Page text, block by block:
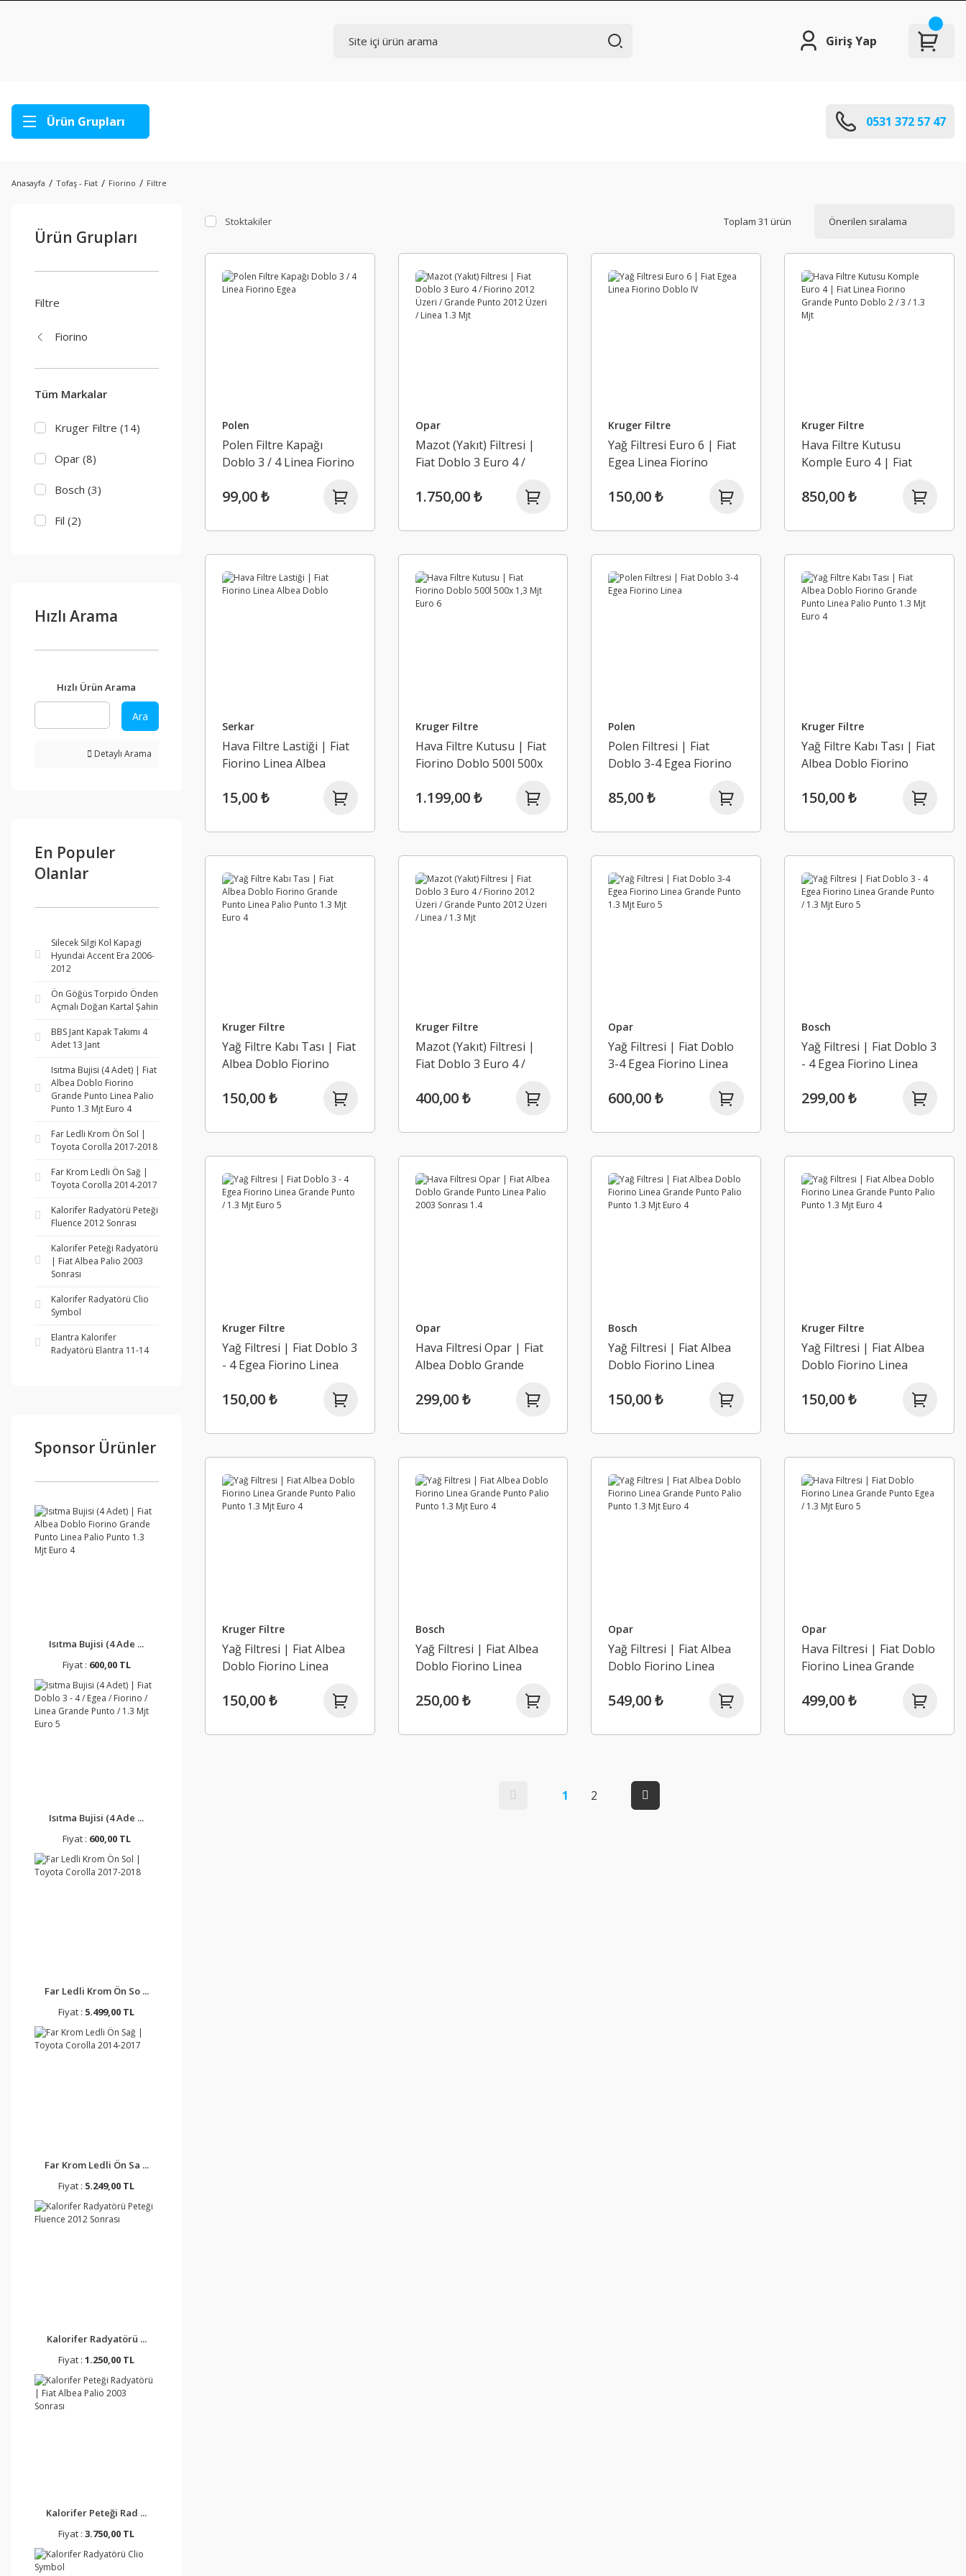
Giriş Yap
Ürün Grupları 0531 372 57 47
Anasayfa Tofaş - Fiat Fiorino Filtre
Ürün Grupları
Filtre
Fiorino
Tüm Markalar
Kruger Filtre (14)
Opar (8)
Bosch (3)
Fil (2)
Serkar (1)
Hızlı Arama
Hızlı Ürün Arama
Ara
Detaylı Arama
En Populer
Olanlar
Silecek Silgi Kol Kapagi
Hyundai Accent Era 2006-
2012
Ön Göğüs Torpido Önden
Açmalı Doğan Kartal Şahin
BBS Jant Kapak Takımı 4
Adet 13 Jant
Isıtma Bujisi (4 Adet) | Fiat
Albea Doblo Fiorino
Grande Punto Linea Palio
Punto 1.3 Mjt Euro 4
Far Ledli Krom Ön Sol |
Toyota Corolla 2017-2018
Far Krom Ledli Ön Sağ |
Toyota Corolla 2014-2017
Kalorifer Radyatörü Peteği
Fluence 2012 Sonrası
Kalorifer Peteği Radyatörü
| Fiat Albea Palio 2003
Sonrası
Kalorifer Radyatörü Clio
Symbol
Elantra Kalorifer
Radyatörü Elantra 11-14
Sponsor Ürünler
Isıtma Bujisi (4 Ade ...
Fiyat : 600,00 TL
Isıtma Bujisi (4 Ade ...
Fiyat : 600,00 TL
Far Ledli Krom Ön So ...
Fiyat : 5.499,00 TL
Far Krom Ledli Ön Sa ...
Fiyat : 5.249,00 TL
Kalorifer Radyatörü ...
Fiyat :1.250,00 TL
Kalorifer Peteği Rad ...
Fiyat :3.750,00 TL
Stoktakiler Toplam 31 ürün
Polen
Polen Filtre Kapağı
Doblo 3 / 4 Linea Fiorino
99,00 ₺
Opar
Mazot (Yakıt) Filtresi |
Fiat Doblo 3 Euro 4 /
Grande Punto 2012
1.750,00 ₺
Kruger Filtre
Yağ Filtresi Euro 6 | Fiat
Egea Linea Fiorino
150,00 ₺
Kruger Filtre
Hava Filtre Kutusu
Komple Euro 4 | Fiat
Punto Doblo 2 / 3 / 1.3
850,00 ₺
Serkar
Hava Filtre Lastiği | Fiat
Fiorino Linea Albea
15,00 ₺
Kruger Filtre
Hava Filtre Kutusu | Fiat
Fiorino Doblo 500l 500x
1.199,00 ₺
Polen
Polen Filtresi | Fiat
Doblo 3-4 Egea Fiorino
85,00 ₺
Kruger Filtre
Yağ Filtre Kabı Tası | Fiat
Albea Doblo Fiorino
Palio Punto 1.3 Mjt Euro
150,00 ₺
Kruger Filtre
Yağ Filtre Kabı Tası | Fiat
Albea Doblo Fiorino
Palio Punto 1.3 Mjt Euro
150,00 ₺
Kruger Filtre
Mazot (Yakıt) Filtresi |
Fiat Doblo 3 Euro 4 /
Grande Punto 2012
400,00 ₺
Opar
Yağ Filtresi | Fiat Doblo
3-4 Egea Fiorino Linea
Euro 5
600,00 ₺
Bosch
Yağ Filtresi | Fiat Doblo 3
- 4 Egea Fiorino Linea
Euro 5
299,00 ₺
Kruger Filtre
Yağ Filtresi | Fiat Doblo 3
- 4 Egea Fiorino Linea
Euro 5
150,00 ₺
Opar
Hava Filtresi Opar | Fiat
Albea Doblo Grande
Sonrası 1.4
299,00 ₺
Bosch
Yağ Filtresi | Fiat Albea
Doblo Fiorino Linea
Punto 1.3 Mjt Euro 4
150,00 ₺
Kruger Filtre
Yağ Filtresi | Fiat Albea
Doblo Fiorino Linea
Punto 1.3 Mjt Euro 4
150,00 ₺
Kruger Filtre
Yağ Filtresi | Fiat Albea
Doblo Fiorino Linea
Punto 1.3 Mjt Euro 4
150,00 ₺
Bosch
Yağ Filtresi | Fiat Albea
Doblo Fiorino Linea
Punto 1.3 Mjt Euro 4
250,00 ₺
Opar
Yağ Filtresi | Fiat Albea
Doblo Fiorino Linea
Punto 1.3 Mjt Euro 4
549,00 ₺
Opar
Hava Filtresi | Fiat Doblo
Fiorino Linea Grande
Euro 5
499,00 ₺
1 2